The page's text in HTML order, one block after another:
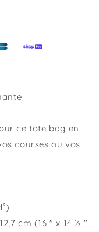
ce tote bag en
courses ou vos
cm (16 " x 14 ½ "